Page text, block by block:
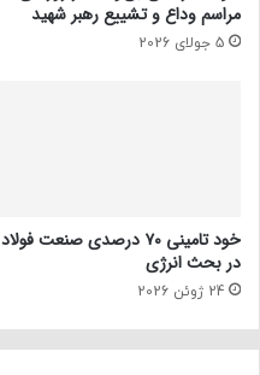
مراسم وداع و تشییع رهبر شهید
5 جولای 2026
خود تامینی ۷۰ درصدی صنعت فولاد
در بحث انرژی
24 ژوئن 2026